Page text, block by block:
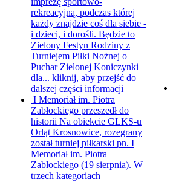
rekreacyjną, podczas której
każdy znajdzie coś dla siebie -
i dzieci, i dorośli. Będzie to
Zielony Festyn Rodziny z
Turniejem Piłki Nożnej o
Puchar Zielonej Koniczynki
dla... kliknij, aby przejść do
dalszej części informacji
I Memoriał im. Piotra
Zabłockiego przeszedł do
historii Na obiekcie GLKS-u
Orląt Krosnowice, rozegrany
został turniej piłkarski pn. I
Memoriał im. Piotra
Zabłockiego (19 sierpnia). W
trzech kategoriach